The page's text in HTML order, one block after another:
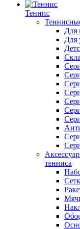
Теннис
Для
Для
тенниса